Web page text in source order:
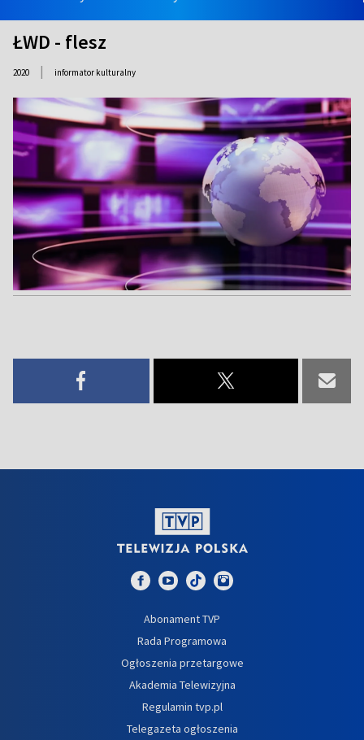
ŁWD - flesz
2020 | informator kulturalny
Abonament TVP
Rada Programowa
Ogłoszenia przetargowe
Akademia Telewizyjna
Regulamin tvp.pl
Telegazeta ogłoszenia